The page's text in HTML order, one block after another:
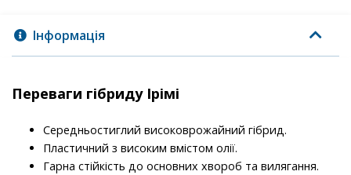
Інформація
Переваги гібриду Ірімі
Середньостиглий високоврожайний гібрид.
Пластичний з високим вмістом олії.
Гарна стійкість до основних хвороб та вилягання.